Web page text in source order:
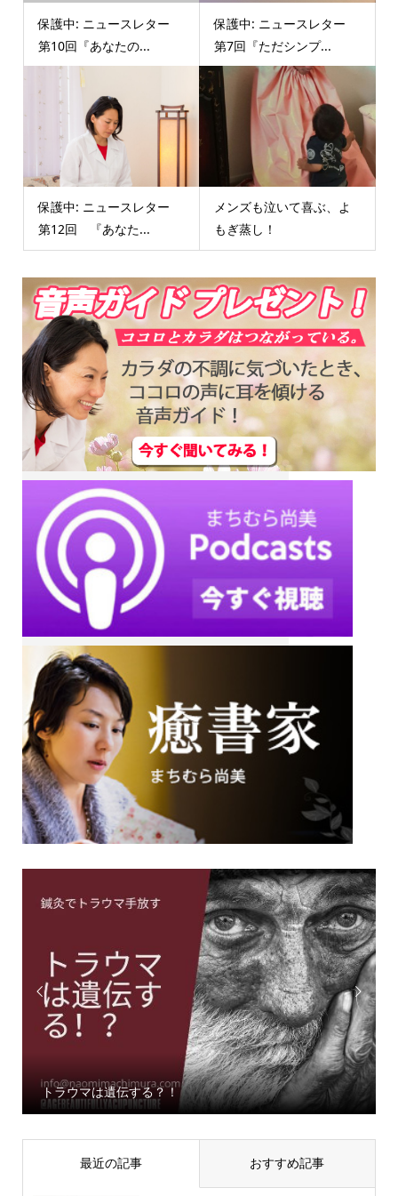
保護中: ニュースレター
第10回『あなたの...
保護中: ニュースレター
第7回『ただシンプ...
保護中: ニュースレター
第12回 『あなた...
メンズも泣いて喜ぶ、よ
もぎ蒸し！

トラウマは遺伝する？！

最近の記事 おすすめ記事